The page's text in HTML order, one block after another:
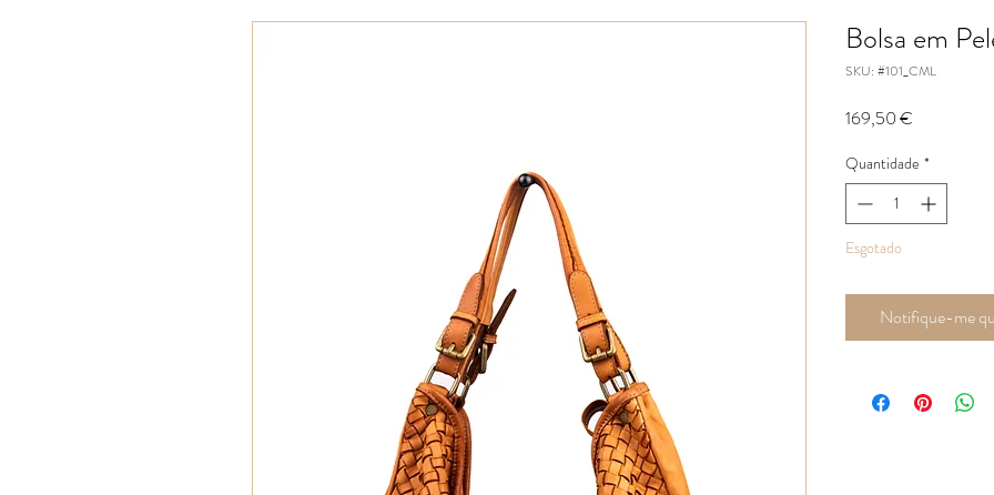
Bolsa em
SKU: #101_CML
169,50 €
Quantidade *
Esgotado
Notifique-me